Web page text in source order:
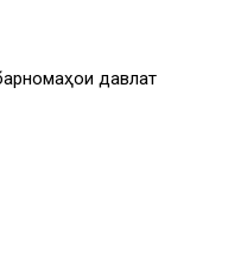
давлатӣ